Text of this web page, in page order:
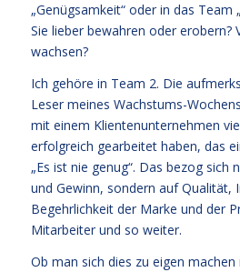
„Genügsamkeit“ oder in das Team
Sie lieber bewahren oder erobern?
wachsen?
Ich gehöre in Team 2. Die
Leser meines Wachstums-
mit einem Klientenunternehmen
erfolgreich gearbeitet haben, das
„Es ist nie genug“. Das bezog sich
und Gewinn, sondern auf Qualität,
Begehrlichkeit der Marke und der
Mitarbeiter und so weiter.
Ob man sich dies zu eigen